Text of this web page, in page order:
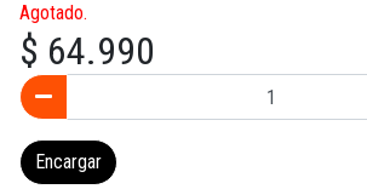
Agotado.
$ 64.990
Encargar